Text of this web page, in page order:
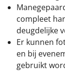
compleet
deugdelijke
Er kunnen
en bij
gebruikt